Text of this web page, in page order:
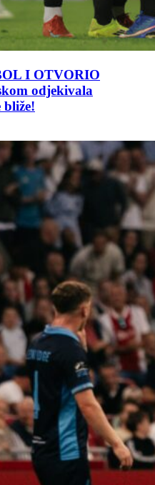
I OTVORIO
odjekivala
bliže!